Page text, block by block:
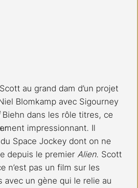
au grand dam d’un projet
Blomkamp avec Sigourney
dans les rôle titres, ce
impressionnant. Il
Space Jockey dont on ne
depuis le premier Alien. Scott
n’est pas un film sur les
avec un gène qui le relie au